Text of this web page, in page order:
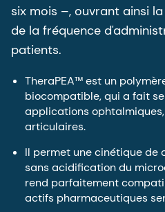
six mois –, ouvrant ainsi
de la fréquence
patients.
TheraPEA™ est un
biocompatible, qui a fait
applications
articulaires.
Il permet une cinétique
sans acidification du
rend parfaitement
actifs pharmaceutiques